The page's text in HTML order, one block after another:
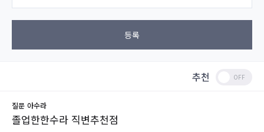
등록
추천
질문 아수라
졸업한한수라 직변추천점